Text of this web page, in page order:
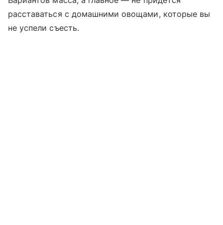
расставаться с домашними овощами, которые вы
не успели съесть.